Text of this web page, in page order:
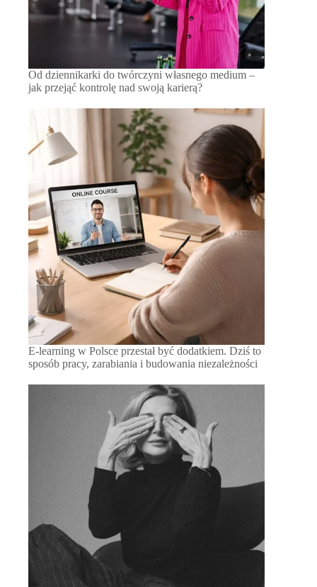
Od dziennikarki do twórczyni własnego medium –
jak przejąć kontrolę nad swoją karierą?
E-learning w Polsce przestał być dodatkiem. Dziś to
sposób pracy, zarabiania i budowania niezależności